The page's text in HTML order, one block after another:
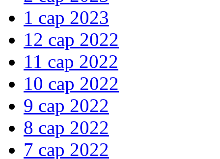
1 сар 2023
12 сар 2022
11 сар 2022
10 сар 2022
9 сар 2022
8 сар 2022
7 сар 2022